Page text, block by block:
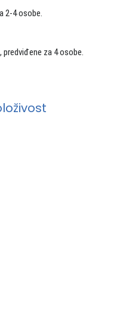
2-4 osobe.
za 4 osobe.